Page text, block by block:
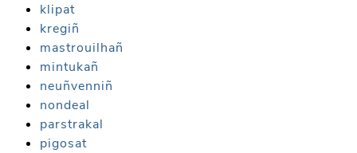
klipat
kregiñ
mastrouilhañ
mintukañ
neuñvenniñ
nondeal
parstrakal
pigosat